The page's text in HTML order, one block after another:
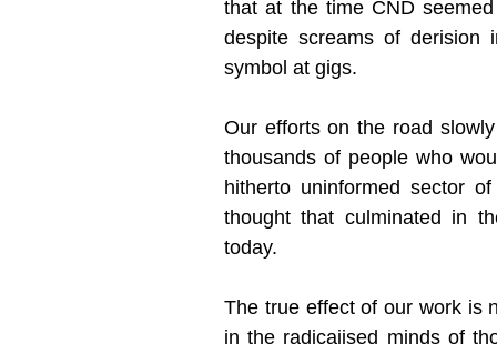
that at the time CND
despite screams of derision
symbol at gigs.
Our efforts on the road
thousands of people who
hitherto uninformed sector
thought that culminated in
today.
The true effect of our work is
in the radicaiised minds of